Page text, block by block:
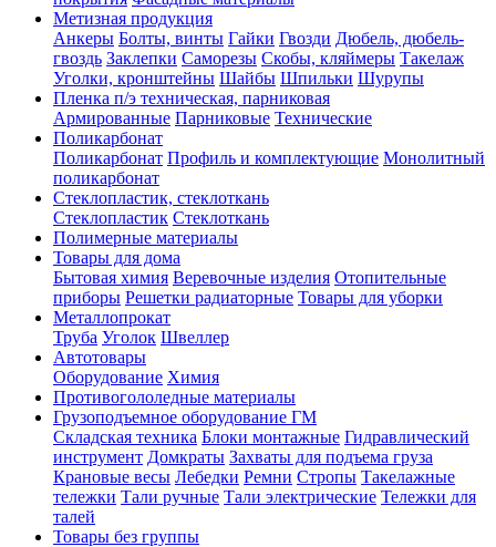
Метизная продукция
Анкеры Болты, винты Гайки Гвозди Дюбель, дюбель-
гвоздь Заклепки Саморезы Скобы, кляймеры Такелаж
Уголки, кронштейны Шайбы Шпильки Шурупы
Пленка п/э техническая, парниковая
Армированные Парниковые Технические
Поликарбонат
Поликарбонат Профиль и комплектующие Монолитный
поликарбонат
Стеклопластик, стеклоткань
Стеклопластик Стеклоткань
Полимерные материалы
Товары для дома
Бытовая химия Веревочные изделия Отопительные
приборы Решетки радиаторные Товары для уборки
Металлопрокат
Труба Уголок Швеллер
Автотовары
Оборудование Химия
Противогололедные материалы
Грузоподъемное оборудование ГМ
Складская техника Блоки монтажные Гидравлический
инструмент Домкраты Захваты для подъема груза
Крановые весы Лебедки Ремни Стропы Такелажные
тележки Тали ручные Тали электрические Тележки для
талей
Товары без группы